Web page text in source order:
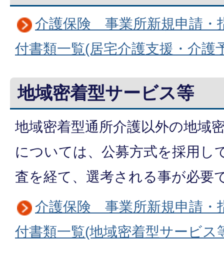
介護保険 事業所新規申請・
付書類一覧(居宅介護支援・介護
地域密着型サービス等
地域密着型通所介護以外の地域
については、公募方式を採用し
査を経て、選考される事が必要
介護保険 事業所新規申請・
付書類一覧(地域密着型サービス